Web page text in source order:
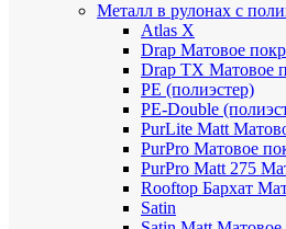
Металл в рулонах с
Atlas X
Drap Матовое
Drap TX Матовое
PE (полиэстер)
PE-Double
PurLite Мatt
PurPro Матовое
PurPro Matt 275
Rooftop Бархат
Satin